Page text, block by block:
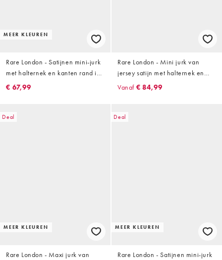
MEER KLEUREN
Rare London - Satijnen mini-jurk
met halternek en kanten rand in
crème
€ 67,99
Rare London - Mini jurk van
jersey satijn met halternek en
open achterkant in
Vanaf € 84,99
Deal
MEER KLEUREN
Rare London - Maxi jurk van
Deal
MEER KLEUREN
Rare London - Satijnen mini-jurk